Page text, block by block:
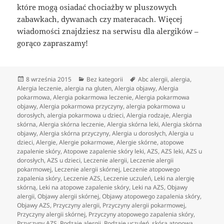
które mogą osiadać chociażby w pluszowych
zabawkach, dywanach czy materacach. Więcej
wiadomości znajdziesz na serwisu dla alergików –
gorąco zapraszamy!
Data
publikacji
8 września 2015 Kategorie
Bez kategorii Tagi
Abc alergii,alergia,
Alergia leczenie,alergia na gluten,Alergia objawy,Alergia
pokarmowa,Alergia pokarmowa leczenie,Alergia pokarmowa
objawy,Alergia pokarmowa przyczyny,alergia pokarmowa u
dorosłych,alergia pokarmowa u dzieci,Alergia rodzaje,Alergia
skórna,Alergia skórna leczenie,Alergia skórna leki,Alergia skórna
objawy,Alergia skórna przyczyny,Alergia u dorosłych,Alergia u
dzieci,Alergie,Alergie pokarmowe,Alergie skórne,atopowe
zapalenie skóry,Atopowe zapalenie skóry leki,AZS,AZS leki,AZS u
dorosłych,AZS u dzieci, Leczenie alergii, Leczenie alergii
pokarmowej, Leczenie alergii skórnej, Leczenie atopowego
zapalenia skóry, Leczenie AZS, Leczenie uczuleń, Leki na alergię
skórną, Leki na atopowe zapalenie skóry, Leki na AZS,Objawy
alergii,Objawy alergii skórnej,Objawy atopowego zapalenia skóry,
Objawy AZS, Przyczyny alergii, Przyczyny alergii pokarmowej,
Przyczyny alergii skórnej, Przyczyny atopowego zapalenia skóry,